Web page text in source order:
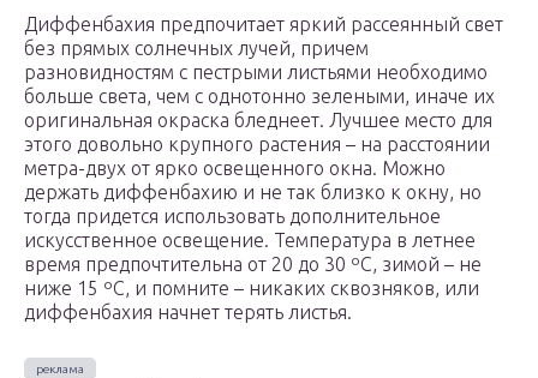
Диффенбахия предпочитает яркий рассеянный свет
без прямых солнечных лучей, причем
разновидностям с пестрыми листьями необходимо
больше света, чем с однотонно зелеными, иначе их
оригинальная окраска бледнеет. Лучшее место для
этого довольно крупного растения – на расстоянии
метра-двух от ярко освещенного окна. Можно
держать диффенбахию и не так близко к окну, но
тогда придется использовать дополнительное
искусственное освещение. Температура в летнее
время предпочтительна от 20 до 30 ºC, зимой – не
ниже 15 ºC, и помните – никаких сквозняков, или
диффенбахия начнет терять листья.